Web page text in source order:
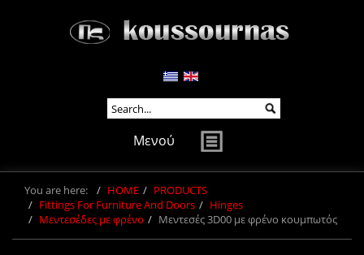
Μενού
You are here: HOME
PRODUCTS
Fittings For Furniture And Doors
Hinges
Μεντεσέδες με φρένο
Μεντεσές 3D00 με φρένο κουμπωτός